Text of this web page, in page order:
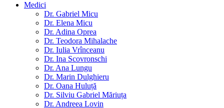
Medici
Dr. Gabriel Micu
Dr. Elena Micu
Dr. Adina Oprea
Dr. Teodora Mihalache
Dr. Iulia Vrînceanu
Dr. Ina Scovronschi
Dr. Ana Lungu
Dr. Marin Dulghieru
Dr. Oana Huluță
Dr. Silviu Gabriel Măriuța
Dr. Andreea Lovin